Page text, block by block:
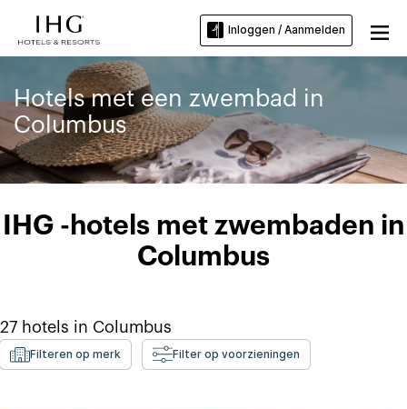
Inloggen / Aanmelden
Hotels met een zwembad in
Columbus
IHG -hotels met zwembaden in
Columbus
27 hotels in Columbus
Filteren op merk Filter op voorzieningen